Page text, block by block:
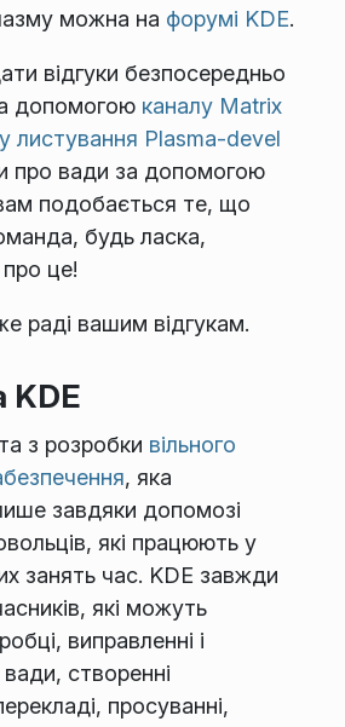
можна на форумі KDE.
відгуки безпосередньо
допомогою каналу Matrix
листування Plasma-devel
про вади за допомогою
подобається те, що
будь ласка,
це!
раді вашим відгукам.
KDE
з розробки вільного
, яка
завдяки допомозі
які працюють у
занять час. KDE завжди
які можуть
виправленні і
створенні
просуванні,